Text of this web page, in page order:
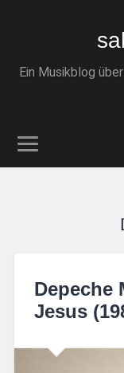
Ein Musikblog
Depeche
Jesus